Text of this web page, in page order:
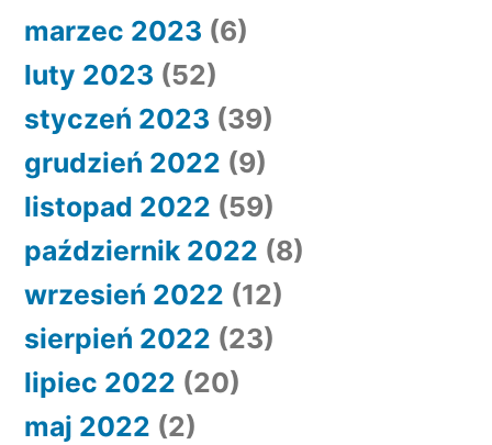
marzec 2023 (6)
luty 2023 (52)
styczeń 2023 (39)
grudzień 2022 (9)
listopad 2022 (59)
październik 2022 (8)
wrzesień 2022 (12)
sierpień 2022 (23)
lipiec 2022 (20)
maj 2022 (2)